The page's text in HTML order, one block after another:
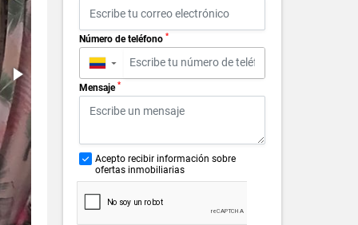
Número de teléfono *
▼
Mensaje *
Acepto recibir información sobre
ofertas inmobiliarias